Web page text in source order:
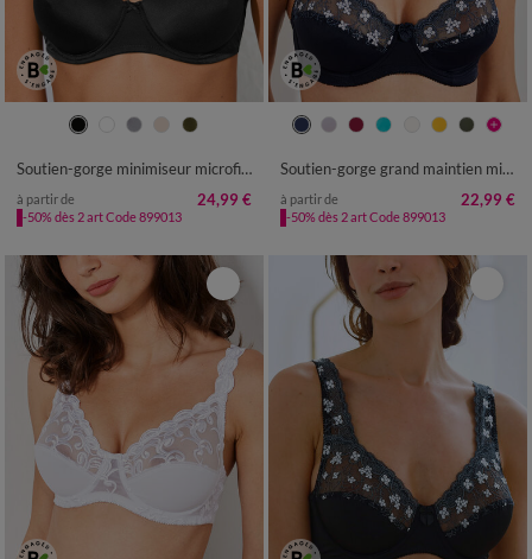
Soutien-gorge minimiseur microfibre toute douce - avec armatures
à partir de 24,99 €
-50% dès 2 art Code 899013
Soutien-gorge grand maintien microfibre Caminata - avec armatures
à partir de 22,99 €
-50% dès 2 art Code 899013